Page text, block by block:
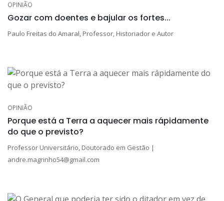
OPINIÃO
Gozar com doentes e bajular os fortes...
Paulo Freitas do Amaral, Professor, Historiador e Autor
OPINIÃO
Porque está a Terra a aquecer mais rápidamente
do que o previsto?
Professor Universitário, Doutorado em Gestão |
andre.magrinho54@gmail.com